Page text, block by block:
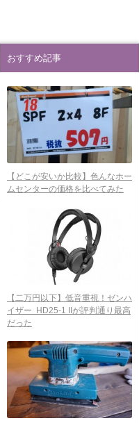
おすすめ記事
【どこが安いか比較】色んなホー
ムセンターの価格を比べてみた
【二万円以下】低音重視！ゼンハ
イザー HD25-1 IIが評判通り最高
だった